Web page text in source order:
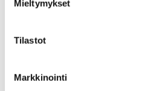
Mieltymykset
Tilastot
Markkinointi